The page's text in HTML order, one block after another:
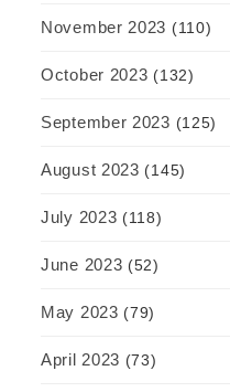
November 2023 (110)
October 2023 (132)
September 2023 (125)
August 2023 (145)
July 2023 (118)
June 2023 (52)
May 2023 (79)
April 2023 (73)